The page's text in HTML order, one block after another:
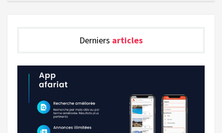
Derniers articles